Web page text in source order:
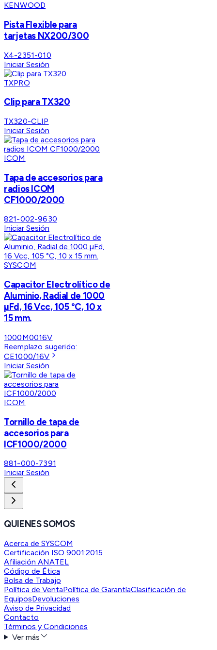
KENWOOD
Pista Flexible para
tarjetas NX200/300
X4-2351-010
Iniciar Sesión
TXPRO
Clip para TX320
TX320-CLIP
Iniciar Sesión
ICOM
Tapa de accesorios para
radios ICOM
CF1000/2000
821-002-9630
Iniciar Sesión
SYSCOM
Capacitor Electrolítico de
Aluminio, Radial de 1000
µFd, 16 Vcc, 105 °C, 10 x
15 mm.
1000M0016V
Reemplazo sugerido:
CE1000/16V
Iniciar Sesión
ICOM
Tornillo de tapa de
accesorios para
ICF1000/2000
881-000-7391
Iniciar Sesión
QUIENES SOMOS
Acerca de SYSCOM
Certificación ISO 9001:2015
Afiliación ANATEL
Código de Ética
Bolsa de Trabajo
Política de VentaPolítica de GarantíaClasificación de
EquiposDevoluciones
Aviso de Privacidad
Contacto
Términos y Condiciones
Ver más